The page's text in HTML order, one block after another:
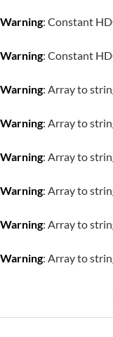
Warning: Constant
Warning: Constant
Warning: Array to
Warning: Array to
Warning: Array to
Warning: Array to
Warning: Array to
Warning: Array to